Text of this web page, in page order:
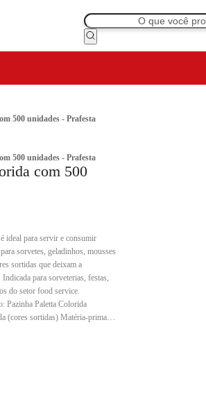
500 unidades - Prafesta
500 unidades - Prafesta
com 500
ideal para servir e consumir
sorvetes, geladinhos, mousses
sortidas que deixam a
para sorveterias, festas,
do setor food service.
Pazinha Paletta Colorida
(cores sortidas) Matéria-prima: